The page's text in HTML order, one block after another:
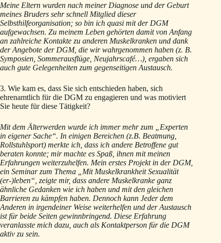
Meine Eltern wurden nach meiner Diagnose und der Geburt
meines Bruders sehr schnell Mitglied dieser
Selbsthilfeorganisation; so bin ich quasi mit der DGM
aufgewachsen. Zu meinem Leben gehörten damit von Anfang
an zahlreiche Kontakte zu anderen Muskelkranken und dank
der Angebote der DGM, die wir wahrgenommen haben (z. B.
Symposien, Sommerausflüge, Neujahrscafé…), ergaben sich
auch gute Gelegenheiten zum gegenseitigen Austausch.
3. Wie kam es, dass Sie sich entschieden haben, sich
ehrenamtlich für die DGM zu engagieren und was motiviert
Sie heute für diese Tätigkeit?
Mit dem Älterwerden wurde ich immer mehr zum „Experten
in eigener Sache“. In einigen Bereichen (z.B. Beatmung,
Rollstuhlsport) merkte ich, dass ich andere Betroffene gut
beraten konnte; mir machte es Spaß, ihnen mit meinen
Erfahrungen weiterzuhelfen. Mein erstes Projekt in der DGM,
ein Seminar zum Thema „Mit Muskelkrankheit Sexualität
(er-)leben“, zeigte mir, dass andere Muskelkranke ganz
ähnliche Gedanken wie ich haben und mit den gleichen
Barrieren zu kämpfen haben. Dennoch kann Jeder dem
Anderen in irgendeiner Weise weiterhelfen und der Austausch
ist für beide Seiten gewinnbringend. Diese Erfahrung
veranlasste mich dazu, auch als Kontaktperson für die DGM
aktiv zu sein.